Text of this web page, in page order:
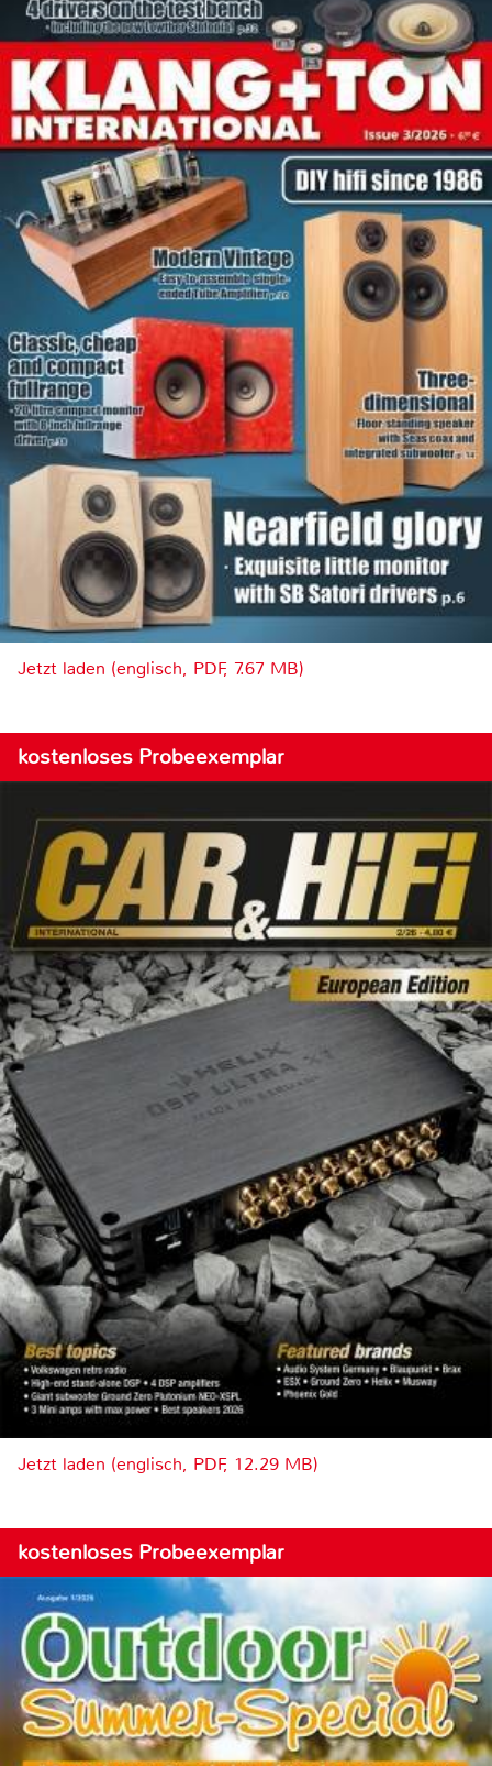
Jetzt laden (englisch, PDF, 7.67 MB)
kostenloses Probeexemplar
Jetzt laden (englisch, PDF, 12.29 MB)
kostenloses Probeexemplar